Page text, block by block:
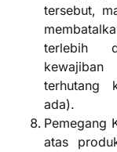
tersebut,
terlebih
terhutang
ada).
Pemegang
atas